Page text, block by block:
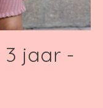
3 jaar -